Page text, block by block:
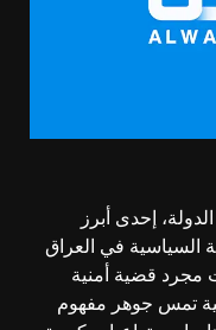
إحدى أبرز
السياسية في العراق
ليست مجرد قضية أمنية
تمس جوهر مفهوم